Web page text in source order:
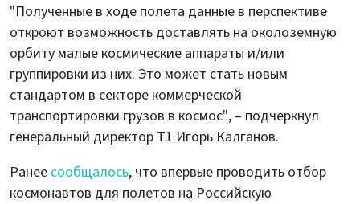
"Полученные в ходе полета данные в перспективе
откроют возможность доставлять на околоземную
орбиту малые космические аппараты и/или
группировки из них. Это может стать новым
стандартом в секторе коммерческой
транспортировки грузов в космос", – подчеркнул
генеральный директор Т1 Игорь Калганов.
Ранее сообщалось, что впервые проводить отбор
космонавтов для полетов на Российскую